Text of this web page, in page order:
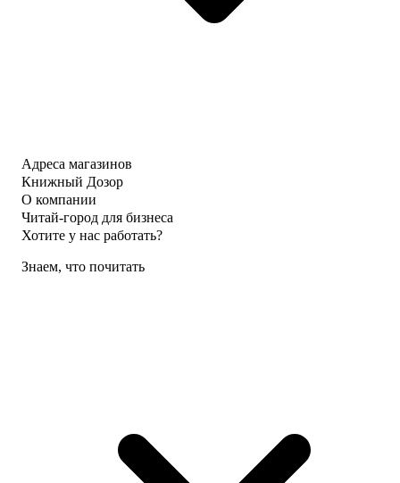
Адреса магазинов
Книжный Дозор
О компании
Читай-город для бизнеса
Хотите у нас работать?
Знаем, что почитать